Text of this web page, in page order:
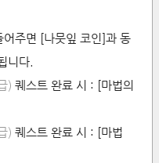
주면 [나뭇잎 코인]과 동
니다.
) 퀘스트 완료 시 : [마법의
) 퀘스트 완료 시 : [마법